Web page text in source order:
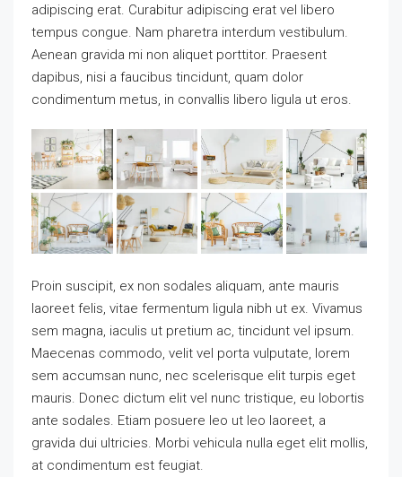
adipiscing erat. Curabitur adipiscing erat vel libero
tempus congue. Nam pharetra interdum vestibulum.
Aenean gravida mi non aliquet porttitor. Praesent
dapibus, nisi a faucibus tincidunt, quam dolor
condimentum metus, in convallis libero ligula ut eros.
Proin suscipit, ex non sodales aliquam, ante mauris
laoreet felis, vitae fermentum ligula nibh ut ex. Vivamus
sem magna, iaculis ut pretium ac, tincidunt vel ipsum.
Maecenas commodo, velit vel porta vulputate, lorem
sem accumsan nunc, nec scelerisque elit turpis eget
mauris. Donec dictum elit vel nunc tristique, eu lobortis
ante sodales. Etiam posuere leo ut leo laoreet, a
gravida dui ultricies. Morbi vehicula nulla eget elit mollis,
at condimentum est feugiat.